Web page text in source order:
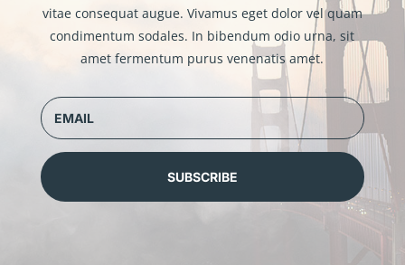
vitae consequat augue. Vivamus eget dolor vel quam
condimentum sodales. In bibendum odio urna, sit
amet fermentum purus venenatis amet.
SUBSCRIBE